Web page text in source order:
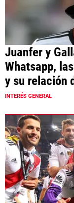
Juanfer y
Whatsapp,
y su relación
INTERÉS GENERAL